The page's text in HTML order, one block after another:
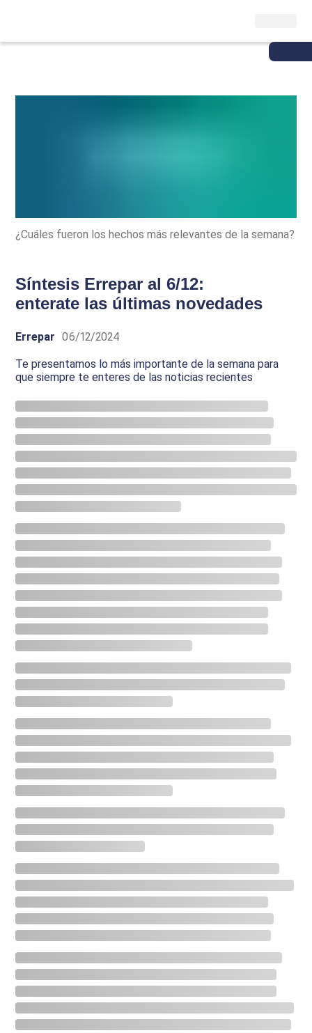
¿Cuáles fueron los hechos más relevantes de la semana?
Síntesis Errepar al 6/12:
enterate las últimas novedades
Errepar 06/12/2024
Te presentamos lo más importante de la semana para
que siempre te enteres de las noticias recientes